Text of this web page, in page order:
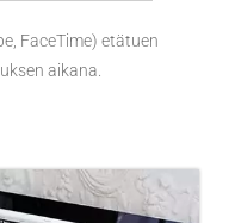
FaceTime) etätuen
aikana.